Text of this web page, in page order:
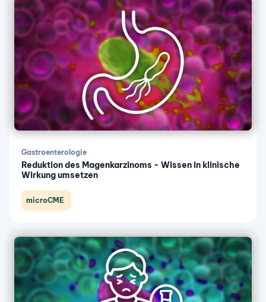
Gastroenterologie
Reduktion des Magenkarzinoms - Wissen in klinische
Wirkung umsetzen
microCME